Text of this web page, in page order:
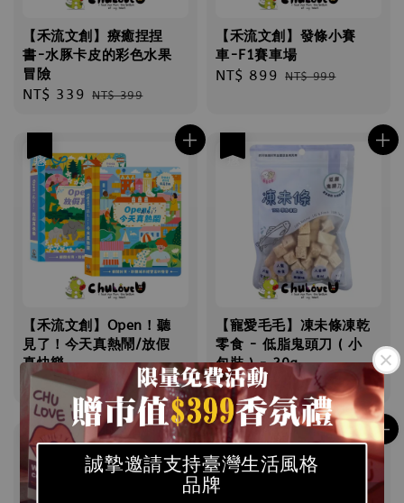
誠摯邀請支持臺灣生活風格
品牌
【禾流文創】療癒捏捏
書-水豚卡皮的彩色水果
冒險
Sale
NT$ 339 Regular
NT$ 399
【禾流文創】發條小賽
車-F1賽車場
Sale
NT$ 899 Regular
NT$ 999
【禾流文創】Open！聽
見了！今天真熱鬧/放假
真快樂
Sale
price
NT$ 638 Regular
price
NT$ 750
【寵愛毛毛】凍未條凍乾
零食 - 低脂鬼頭刀 ( 小
包裝 ) - 20g
Sale
price
NT$ 160
Regular
price
NT$ 250